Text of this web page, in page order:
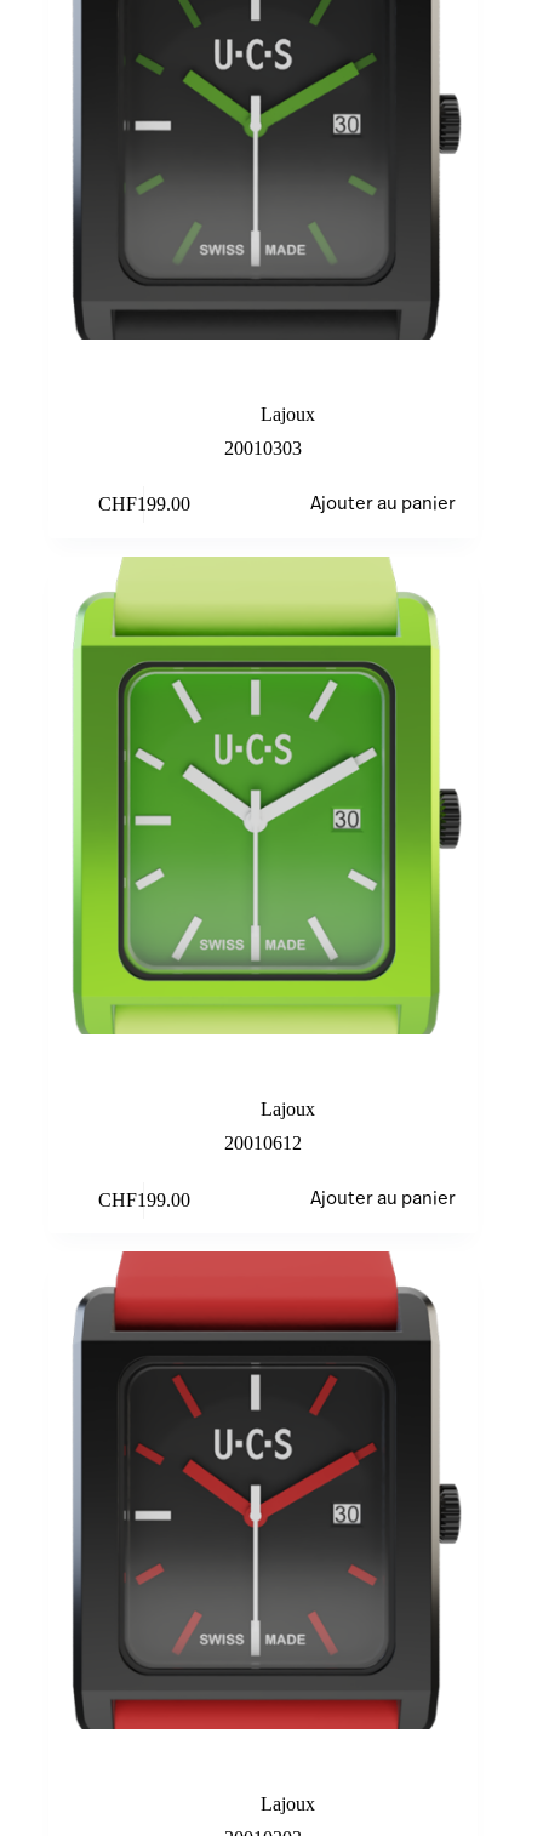
Lajoux
20010303
CHF199.00 Ajouter au panier
Lajoux
20010612
CHF199.00 Ajouter au panier
Lajoux